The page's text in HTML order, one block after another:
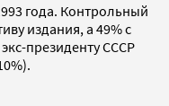
года. Контрольный
издания, а 49% с
президенту СССР